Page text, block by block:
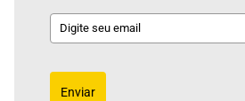
Enviar